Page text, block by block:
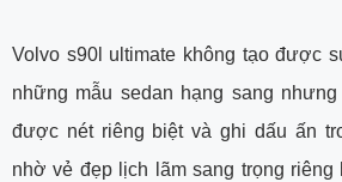
Volvo s90l ultimate không tạo được
những mẫu sedan hạng sang
được nét riêng biệt và ghi dấu ấn
nhờ vẻ đẹp lịch lãm sang trọng